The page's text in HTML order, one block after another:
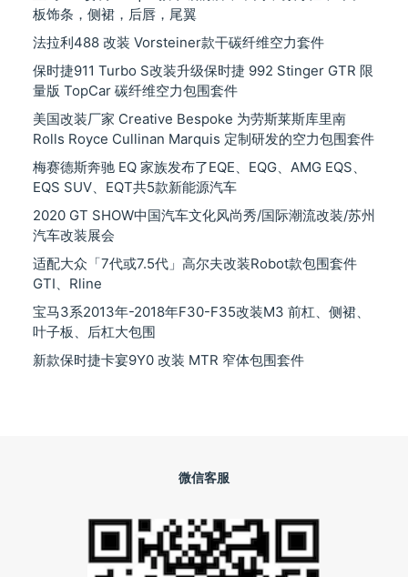
板饰条，侧裙，后唇，尾翼
法拉利488 改装 Vorsteiner款干碳纤维空力套件
保时捷911 Turbo S改装升级保时捷 992 Stinger GTR 限
量版 TopCar 碳纤维空力包围套件
美国改装厂家 Creative Bespoke 为劳斯莱斯库里南
Rolls Royce Cullinan Marquis 定制研发的空力包围套件
梅赛德斯奔驰 EQ 家族发布了EQE、EQG、AMG EQS、
EQS SUV、EQT共5款新能源汽车
2020 GT SHOW中国汽车文化风尚秀/国际潮流改装/苏州
汽车改装展会
适配大众「7代或7.5代」高尔夫改装Robot款包围套件
GTI、Rline
宝马3系2013年-2018年F30-F35改装M3 前杠、侧裙、
叶子板、后杠大包围
新款保时捷卡宴9Y0 改装 MTR 窄体包围套件
微信客服